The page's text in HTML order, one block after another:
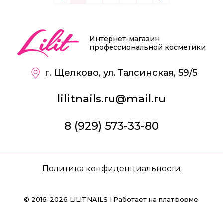
Интернет-магазин
профессиональной косметики
г. Щелково, ул. Талсинская, 59/5
lilitnails.ru@mail.ru
8 (929) 573-33-80
Политика конфиденциальности
© 2016-2026 LILITNAILS | Работает на платформе: